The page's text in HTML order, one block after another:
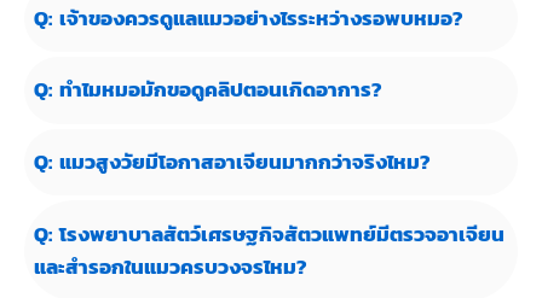
Q: เจ้าของควรดูแลแมวอย่างไรระหว่างรอพบหมอ?
Q: ทำไมหมอมักขอดูคลิปตอนเกิดอาการ?
Q: แมวสูงวัยมีโอกาสอาเจียนมากกว่าจริงไหม?
Q: โรงพยาบาลสัตว์เศรษฐกิจสัตวแพทย์มีตรวจอาเจียน
และสำรอกในแมวครบวงจรไหม?